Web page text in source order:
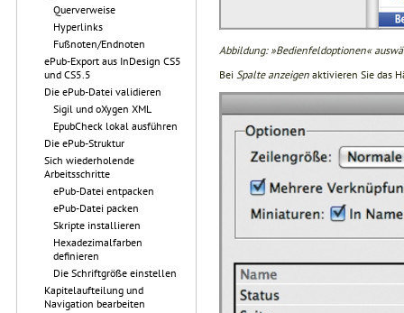
Querverweise
Hyperlinks
Fußnoten/Endnoten
ePub-Export aus InDesign CS5
und CS5.5
Die ePub-Datei validieren
Sigil und oXygen XML
EpubCheck lokal ausführen
Die ePub-Struktur
Sich wiederholende
Arbeitsschritte
ePub-Datei entpacken
ePub-Datei packen
Skripte installieren
Hexadezimalfarben
definieren
Die Schriftgröße einstellen
Kapitelaufteilung und
Navigation bearbeiten
Abbildung: »Bedienfeldoptionen«
Bei Spalte anzeigen aktivieren Sie das